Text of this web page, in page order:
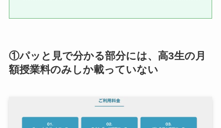
①パッと見で分かる部分には、高3生の月
額授業料のみしか載っていない